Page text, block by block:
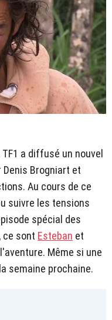
a diffusé un nouvel
Denis Brogniart et
Au cours de ce
suivre les tensions
spécial des
ce sont Esteban et
Même si une
semaine prochaine.